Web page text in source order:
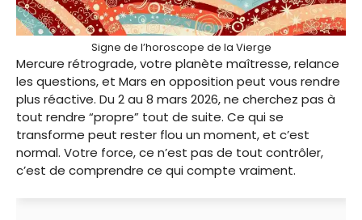
Signe de l’horoscope de la Vierge
Mercure rétrograde, votre planète maîtresse, relance
les questions, et Mars en opposition peut vous rendre
plus réactive. Du 2 au 8 mars 2026, ne cherchez pas à
tout rendre “propre” tout de suite. Ce qui se
transforme peut rester flou un moment, et c’est
normal. Votre force, ce n’est pas de tout contrôler,
c’est de comprendre ce qui compte vraiment.